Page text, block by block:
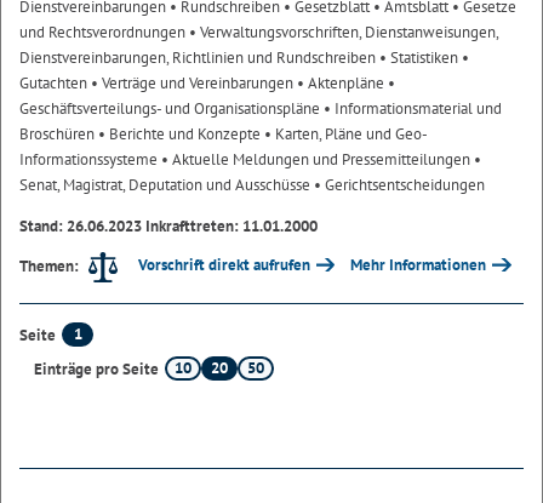
Dienstvereinbarungen • Rundschreiben • Gesetzblatt• Amtsblatt• Gesetze
und Rechtsverordnungen • Verwaltungsvorschriften, Dienstanweisungen,
Dienstvereinbarungen, Richtlinien und Rundschreiben • Statistiken •
Gutachten • Verträge und Vereinbarungen • Aktenpläne •
Geschäftsverteilungs- und Organisationspläne • Informationsmaterial und
Broschüren • Berichte und Konzepte • Karten, Pläne und Geo-
Informationssysteme • Aktuelle Meldungen und Pressemitteilungen •
Senat, Magistrat, Deputation und Ausschüsse • Gerichtsentscheidungen
Stand: 26.06.2023 Inkrafttreten: 11.01.2000
Themen:
Vorschrift direkt aufrufen Mehr Informationen
Seite
1
Einträge pro Seite
10 20 50